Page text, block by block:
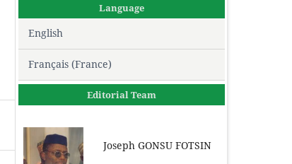
Language
English
Français (France)
Editorial Team
Joseph GONSU FOTSIN